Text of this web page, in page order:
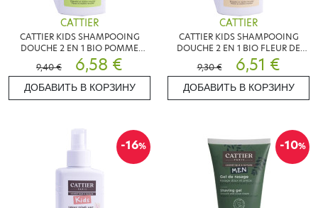
CATTIER
CATTIER KIDS SHAMPOOING
DOUCHE 2 EN 1 BIO POMME
VERTE 500ML
9,40 € 6,58 €
ДОБАВИТЬ В КОРЗИНУ
CATTIER
CATTIER KIDS SHAMPOOING
DOUCHE 2 EN 1 BIO FLEUR DE
GUIMAUVE 500ML
9,30 € 6,51 €
ДОБАВИТЬ В КОРЗИНУ
-16% -10%